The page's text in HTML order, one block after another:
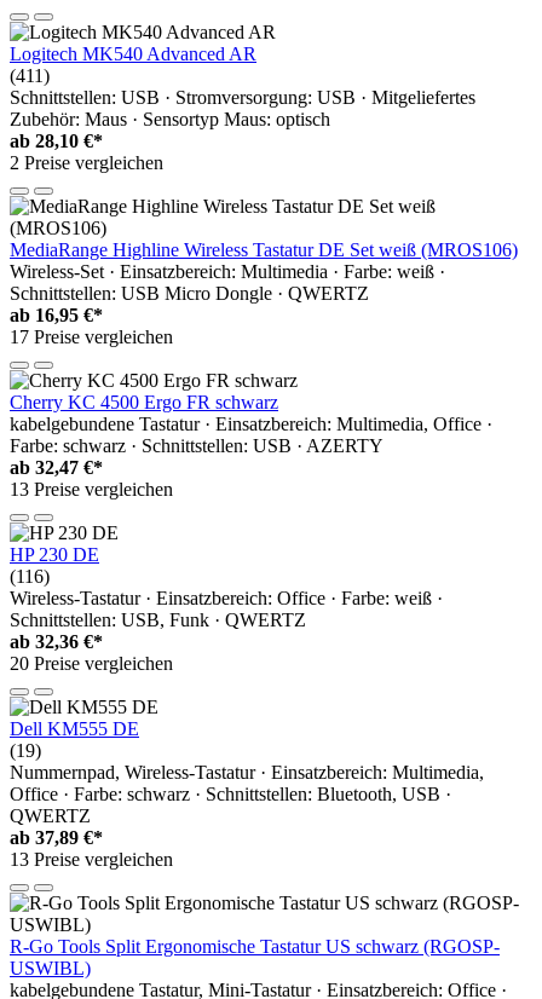
Logitech MK540 Advanced AR
(411)
Schnittstellen: USB · Stromversorgung: USB · Mitgeliefertes
Zubehör: Maus · Sensortyp Maus: optisch
ab 28,10 €*
2 Preise vergleichen
MediaRange Highline Wireless Tastatur DE Set weiß (MROS106)
Wireless-Set · Einsatzbereich: Multimedia · Farbe: weiß ·
Schnittstellen: USB Micro Dongle · QWERTZ
ab 16,95 €*
17 Preise vergleichen
Cherry KC 4500 Ergo FR schwarz
kabelgebundene Tastatur · Einsatzbereich: Multimedia, Office ·
Farbe: schwarz · Schnittstellen: USB · AZERTY
ab 32,47 €*
13 Preise vergleichen
HP 230 DE
(116)
Wireless-Tastatur · Einsatzbereich: Office · Farbe: weiß ·
Schnittstellen: USB, Funk · QWERTZ
ab 32,36 €*
20 Preise vergleichen
Dell KM555 DE
(19)
Nummernpad, Wireless-Tastatur · Einsatzbereich: Multimedia,
Office · Farbe: schwarz · Schnittstellen: Bluetooth, USB ·
QWERTZ
ab 37,89 €*
13 Preise vergleichen
R-Go Tools Split Ergonomische Tastatur US schwarz (RGOSP-
USWIBL)
kabelgebundene Tastatur, Mini-Tastatur · Einsatzbereich: Office ·